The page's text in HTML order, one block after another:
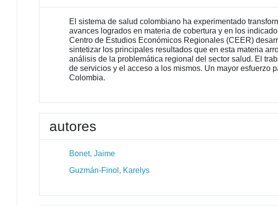
El sistema de salud colombiano ha experimentado
avances logrados en materia de cobertura y en los
Centro de Estudios Económicos Regionales (CEER)
sintetizar los principales resultados que en esta materia
análisis de la problemática regional del sector salud. El
de servicios y el acceso a los mismos. Un mayor esfuerzo
Colombia.
autores
Bonet, Jaime
Guzmán-Finol, Karelys